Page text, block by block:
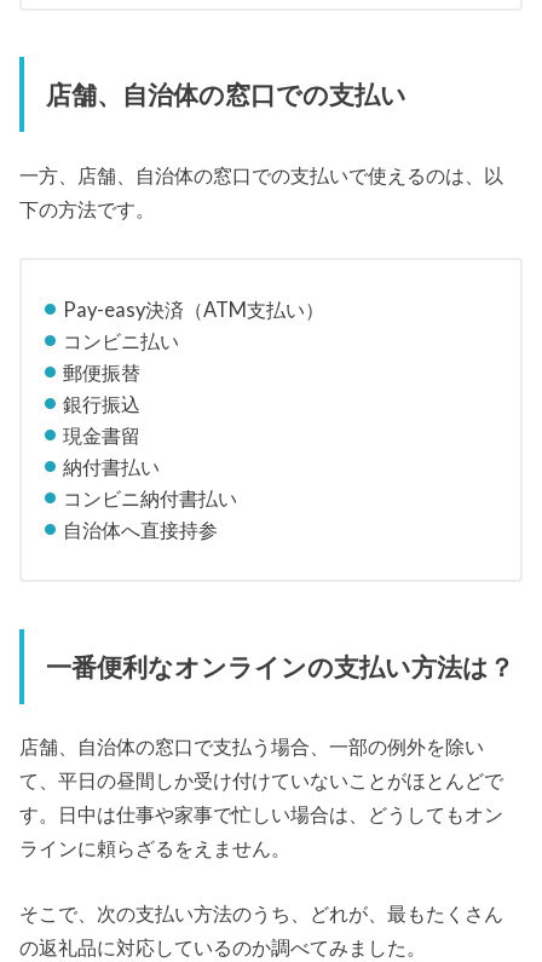
店舗、自治体の窓口での支払い
一方、店舗、自治体の窓口での支払いで使えるのは、以
下の方法です。
Pay-easy決済（ATM支払い）
コンビニ払い
郵便振替
銀行振込
現金書留
納付書払い
コンビニ納付書払い
自治体へ直接持参
一番便利なオンラインの支払い方法は？
店舗、自治体の窓口で支払う場合、一部の例外を除い
て、平日の昼間しか受け付けていないことがほとんどで
す。日中は仕事や家事で忙しい場合は、どうしてもオン
ラインに頼らざるをえません。
そこで、次の支払い方法のうち、どれが、最もたくさん
の返礼品に対応しているのか調べてみました。